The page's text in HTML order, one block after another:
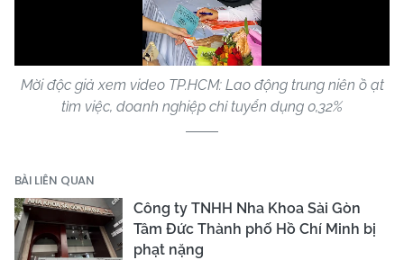
Video
Mời độc giả xem video TP.HCM: Lao động trung niên ồ ạt
tìm việc, doanh nghiệp chỉ tuyển dụng 0,32%
BÀI LIÊN QUAN
Công ty TNHH Nha Khoa Sài Gòn
Tâm Đức Thành phố Hồ Chí Minh bị
phạt nặng